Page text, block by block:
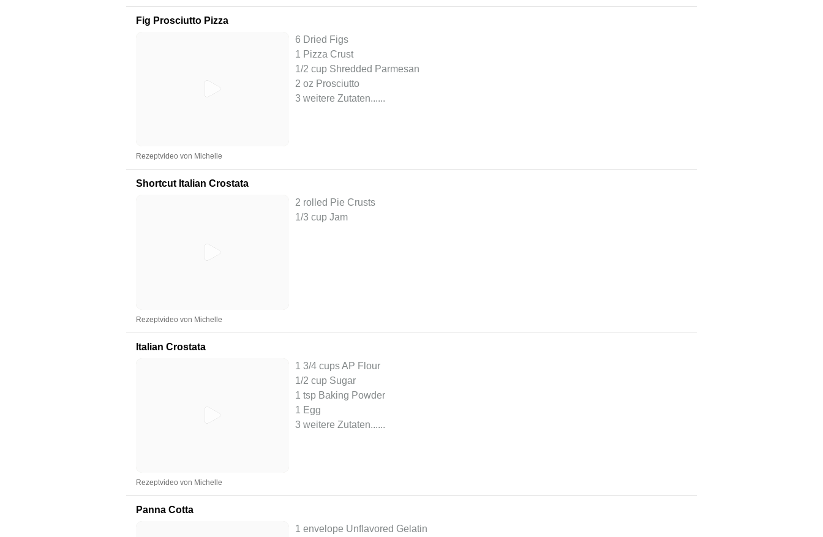
Fig Prosciutto Pizza
6 Dried Figs
1 Pizza Crust
1/2 cup Shredded Parmesan
2 oz Prosciutto
3 weitere Zutaten...
Rezeptvideo von Michelle
Shortcut Italian Crostata
2 rolled Pie Crusts
1/3 cup Jam
Rezeptvideo von Michelle
Italian Crostata
1 3/4 cups AP Flour
1/2 cup Sugar
1 tsp Baking Powder
1 Egg
3 weitere Zutaten...
Rezeptvideo von Michelle
Panna Cotta
1 envelope Unflavored Gelatin